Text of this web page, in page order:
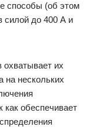
способы (об этом
силой до 400 А и
их
на нескольких
как обеспечивает